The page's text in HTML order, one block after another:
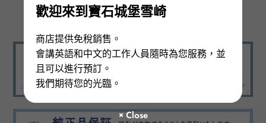
歡迎來到寶石城堡雪崎
商店提供免稅銷售。
會講英語和中文的工作人員隨時為您服務，並
且可以進行預訂。
我們期待您的光臨。
There are no product reviews.